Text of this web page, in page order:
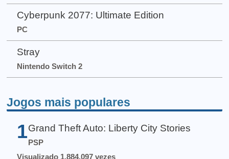
Cyberpunk 2077: Ultimate Edition
PC
Stray
Nintendo Switch 2
Jogos mais populares
1 Grand Theft Auto: Liberty City Stories
PSP
Visualizado 1.884.097 vezes